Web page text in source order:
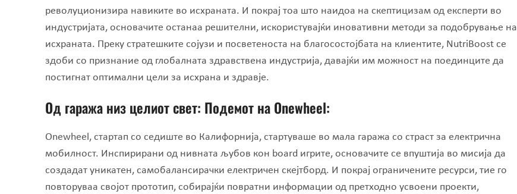
револуционизира навиките во исхраната. И покрај тоа што наидоа на скептицизам од експерти во
индустријата, основачите останаа решителни, искористувајќи иновативни методи за подобрување на
исхраната. Преку стратешките сојузи и посветеноста на благосостојбата на клиентите, NutriBoost се
здоби со признание од глобалната здравствена индустрија, давајќи им можност на поединците да
постигнат оптимални цели за исхрана и здравје.
Од гаража низ целиот свет: Подемот на Onewheel:
Onewheel, стартап со седиште во Калифорнија, стартуваше во мала гаража со страст за електрична
мобилност. Инспирирани од нивната љубов кон board игрите, основачите се впуштија во мисија да
создадат уникатен, самобалансирачки електричен скејтборд. И покрај ограничените ресурси, тие го
повторуваa својот прототип, собирајќи повратни информации од претходно усвоени проекти,